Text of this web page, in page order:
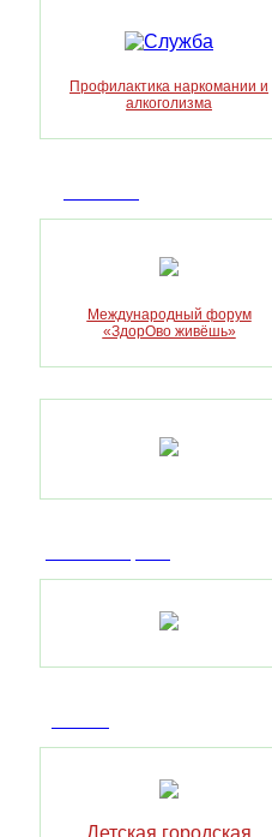
Профилактика наркомании и
алкоголизма
Международный форум
«ЗдорОво живёшь»
Детская городская